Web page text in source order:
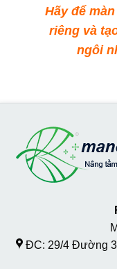
Hãy để
riêng và
ngôi
ĐC: 29/4 Đường